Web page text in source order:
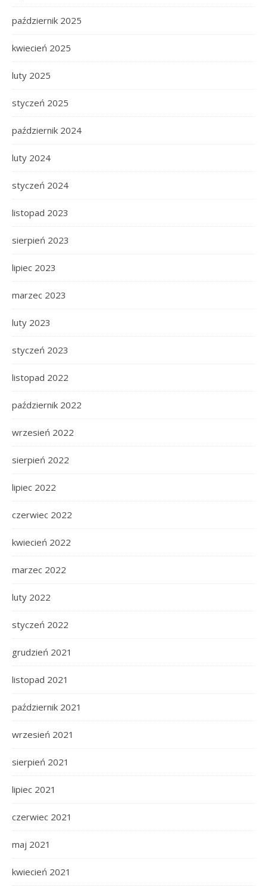
październik 2025
kwiecień 2025
luty 2025
styczeń 2025
październik 2024
luty 2024
styczeń 2024
listopad 2023
sierpień 2023
lipiec 2023
marzec 2023
luty 2023
styczeń 2023
listopad 2022
październik 2022
wrzesień 2022
sierpień 2022
lipiec 2022
czerwiec 2022
kwiecień 2022
marzec 2022
luty 2022
styczeń 2022
grudzień 2021
listopad 2021
październik 2021
wrzesień 2021
sierpień 2021
lipiec 2021
czerwiec 2021
maj 2021
kwiecień 2021